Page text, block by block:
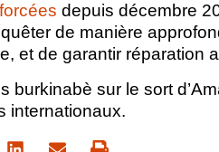
depuis décembre
de manière
et de garantir réparation
burkinabè sur le sort
internationaux.